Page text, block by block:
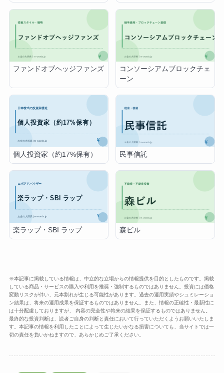
ファンドオブヘッジファンズ
コンソーシアムブロックチェ
ーン
個人投資家（約17%保有） 民事信託
楽ラップ・SBI ラップ 森ビル
※本記事に掲載している情報は、中立的な立場からの情報提供を目的としたものです。掲載
している商品・サービスの購入や利用を推奨・強制するものではありません。投資には価格
変動リスクが伴い、元本割れが生じる可能性があります。過去の運用実績やシュミレーショ
ン結果は、将来の運用成果を保証するものではありません。また、情報の正確性・最新性に
は十分配慮しておりますが、 内容の完全性や将来の結果を保証するものではありません。
最終的な投資判断は、読者ご自身の判断と責任において行っていただくようお願いいたしま
す。本記事の情報を利用したことによって生じたいかなる損害についても、当サイトでは一
切の責任を負いかねますので、あらかじめご了承ください。